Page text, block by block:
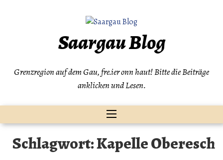
Saargau Blog
Grenzregion auf dem Gau, fre.ier onn haut! Bitte die Beiträge
anklicken und Lesen.
Schlagwort:Kapelle Oberesch